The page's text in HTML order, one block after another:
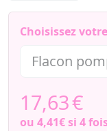
Choisissez
17,63€
ou 4,41€si 4